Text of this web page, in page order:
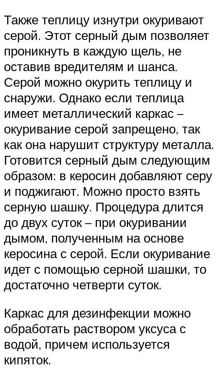
Также теплицу изнутри окуривают
серой. Этот серный дым позволяет
проникнуть в каждую щель, не
оставив вредителям и шанса.
Серой можно окурить теплицу и
снаружи. Однако если теплица
имеет металлический каркас –
окуривание серой запрещено, так
как она нарушит структуру металла.
Готовится серный дым следующим
образом: в керосин добавляют серу
и поджигают. Можно просто взять
серную шашку. Процедура длится
до двух суток – при окуривании
дымом, полученным на основе
керосина с серой. Если окуривание
идет с помощью серной шашки, то
достаточно четверти суток.
Каркас для дезинфекции можно
обработать раствором уксуса с
водой, причем используется
кипяток.